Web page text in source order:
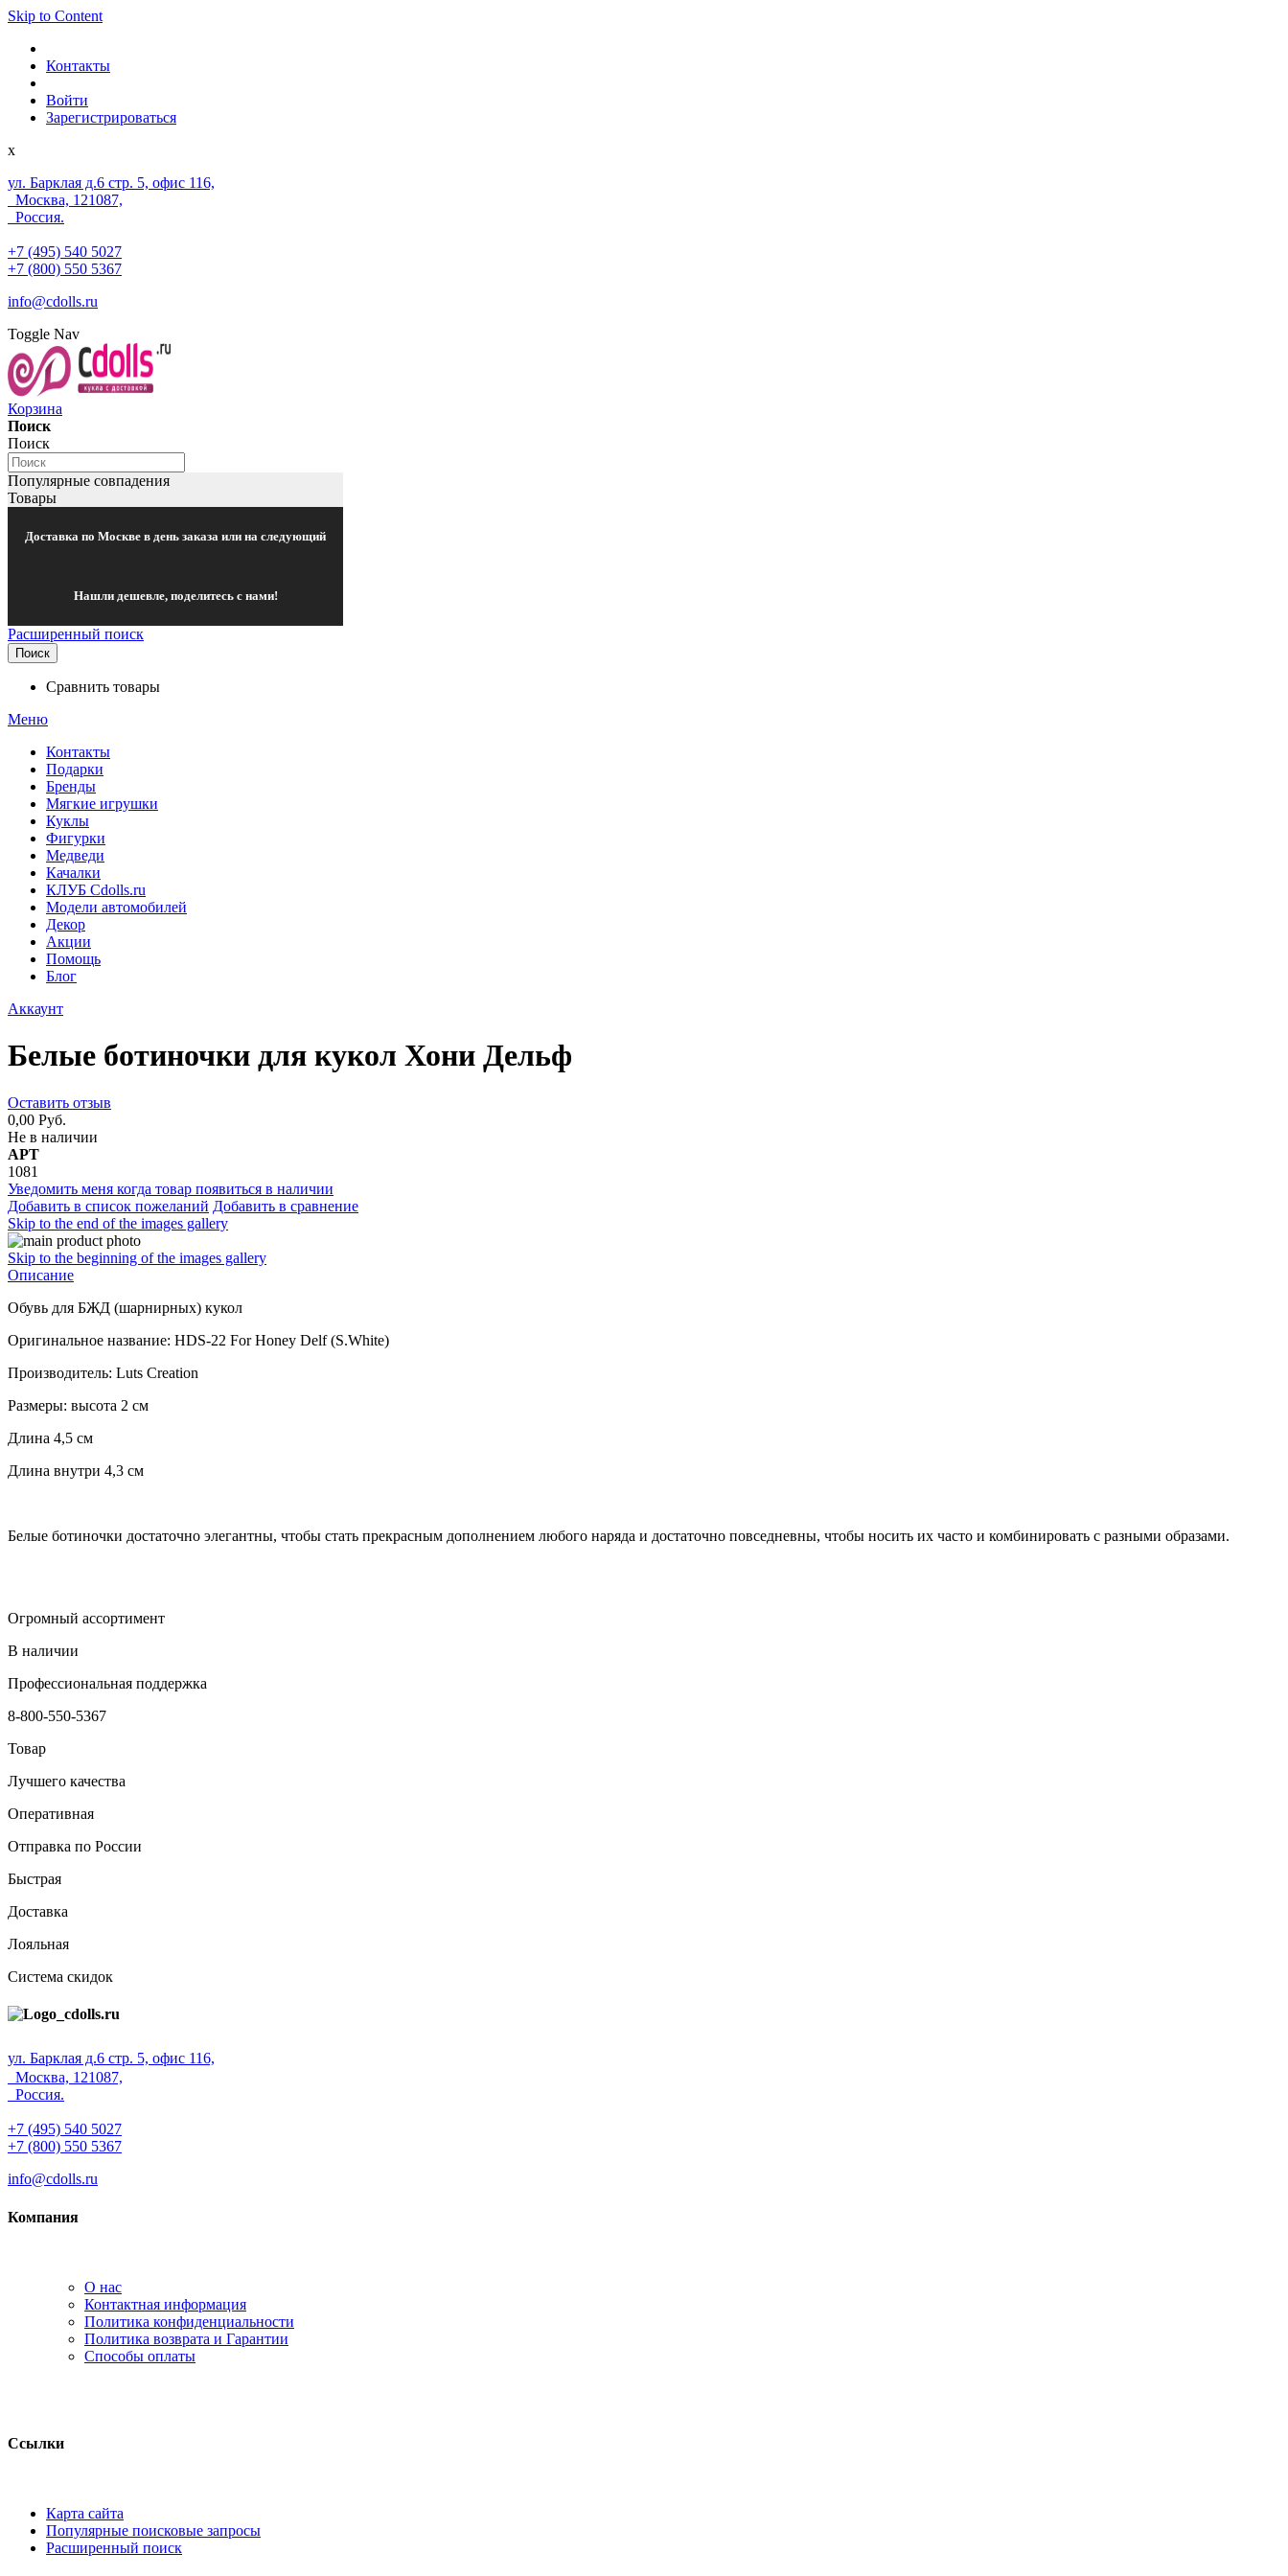
Skip to Content
Контакты
Войти
Зарегистрироваться
x
ул. Барклая д.6 стр. 5, офис 116,
Москва, 121087,
Россия.
+7 (495) 540 5027
+7 (800) 550 5367
info@cdolls.ru
Toggle Nav
Корзина
Поиск
Поиск
Популярные совпадения
Товары
Доставка по Москве в день заказа или на следующий
Нашли дешевле, поделитесь с нами!
Расширенный поиск
Поиск
Сравнить товары
Меню
Контакты
Подарки
Бренды
Мягкие игрушки
Куклы
Фигурки
Медведи
Качалки
КЛУБ Cdolls.ru
Модели автомобилей
Декор
Акции
Помощь
Блог
Аккаунт
Белые ботиночки для кукол Хони Дельф
Оставить отзыв
0,00 Руб.
Не в наличии
АРТ
1081
Уведомить меня когда товар появиться в наличии
Добавить в список пожеланий Добавить в сравнение
Skip to the end of the images gallery
Skip to the beginning of the images gallery
Описание
Обувь для БЖД (шарнирных) кукол
Оригинальное название: HDS-22 For Honey Delf (S.White)
Производитель: Luts Creation
Размеры: высота 2 см
Длина 4,5 см
Длина внутри 4,3 см
Белые ботиночки достаточно элегантны, чтобы стать прекрасным дополнением любого наряда и достаточно повседневны, чтобы носить их часто и комбинировать с разными образами.
Огромный ассортимент
В наличии
Профессиональная поддержка
8-800-550-5367
Товар
Лучшего качества
Оперативная
Отправка по России
Быстрая
Доставка
Лояльная
Система скидок
ул. Барклая д.6 стр. 5, офис 116,
Москва, 121087,
Россия.
+7 (495) 540 5027
+7 (800) 550 5367
info@cdolls.ru
Компания
О нас
Контактная информация
Политика конфиденциальности
Политика возврата и Гарантии
Способы оплаты
Ссылки
Карта сайта
Популярные поисковые запросы
Расширенный поиск